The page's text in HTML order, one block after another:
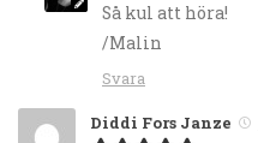
Så kul att höra!
/Malin
Svara
Diddi Fors Janze